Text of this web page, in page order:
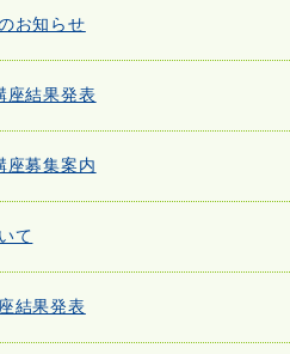
お知らせ
結果発表
募集案内
て
結果発表